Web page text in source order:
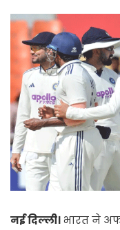
नई दिल्ली।भारत ने